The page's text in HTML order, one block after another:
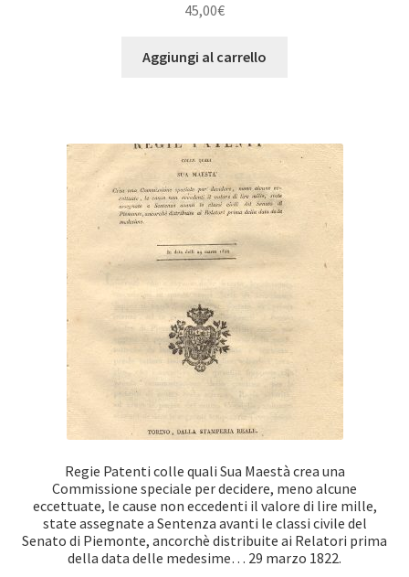
45,00€
Aggiungi al carrello
Regie Patenti colle quali Sua Maestà crea una
Commissione speciale per decidere, meno alcune
eccettuate, le cause non eccedenti il valore di lire mille,
state assegnate a Sentenza avanti le classi civile del
Senato di Piemonte, ancorchè distribuite ai Relatori prima
della data delle medesime… 29 marzo 1822.